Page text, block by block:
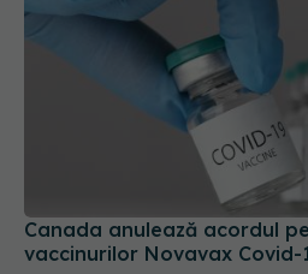
Canada anulează acordul
vaccinurilor Novavax Covid-
12 mar 2025, 09:37